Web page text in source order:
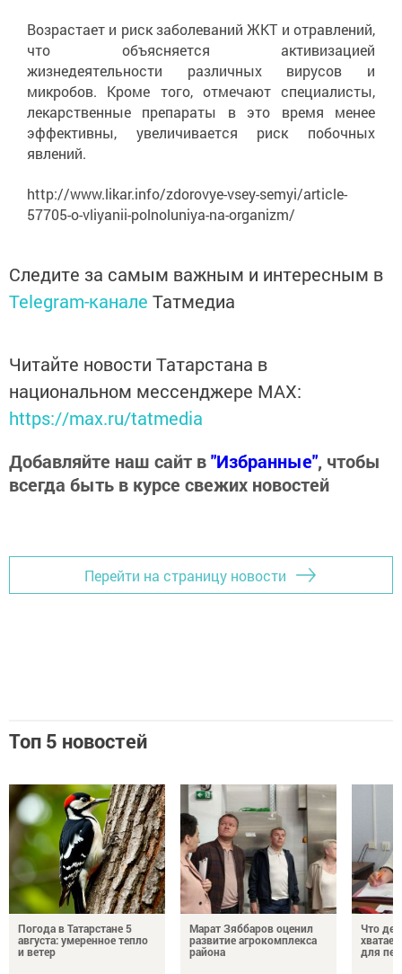
Возрастает и риск заболеваний ЖКТ и отравлений,
что объясняется активизацией
жизнедеятельности различных вирусов и
микробов. Кроме того, отмечают специалисты,
лекарственные препараты в это время менее
эффективны, увеличивается риск побочных
явлений.
http://www.likar.info/zdorovye-vsey-semyi/article-
57705-o-vliyanii-polnoluniya-na-organizm/
Следите за самым важным и интересным в
Telegram-канале Татмедиа
Читайте новости Татарстана в
национальном мессенджере MАХ:
https://max.ru/tatmedia
Добавляйте наш сайт в"Избранные", чтобы
всегда быть в курсе свежих новостей
Перейти на страницу новости
Топ 5 новостей
Погода в Татарстане 5
августа: умеренное тепло
и ветер
Марат Зяббаров оценил
развитие агрокомплекса
района
Что
для